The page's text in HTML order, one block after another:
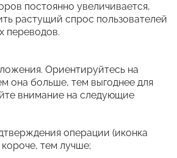
постоянно увеличивается,
растущий спрос пользователей
переводов.
Ориентируйтесь на
она больше, тем выгоднее для
внимание на следующие
операции (иконка
тем лучше;